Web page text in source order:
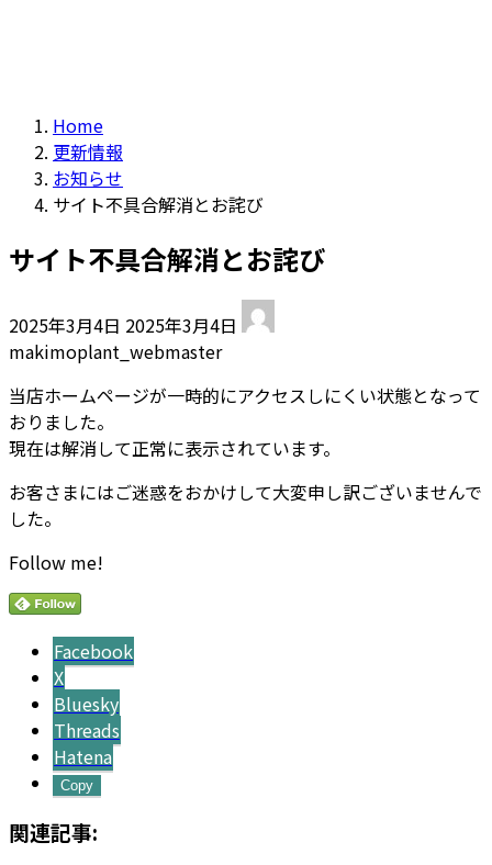
Home
更新情報
お知らせ
サイト不具合解消とお詫び
サイト不具合解消とお詫び
2025年3月4日 終
更
新
時
2025年3月4日
makimoplant_webmaster
当店ホームページが一時的にアクセスしにくい状態となって
おりました。
現在は解消して正常に表示されています。
お客さまにはご迷惑をおかけして大変申し訳ございませんで
した。
Follow me!
Facebook
X
Bluesky
Threads
Hatena
Copy
関連記事: